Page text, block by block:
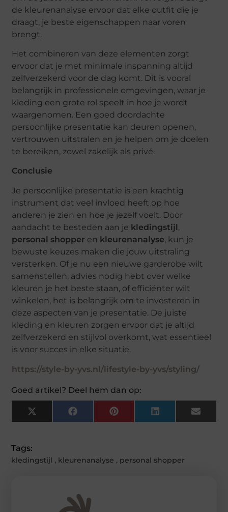
de kleurenanalyse ervoor dat elke outfit die je
draagt, je beste eigenschappen naar voren
brengt.
Het combineren van deze elementen zorgt
ervoor dat je met minimale inspanning altijd
zelfverzekerd voor de dag komt. Dit is vooral
belangrijk in professionele omgevingen, waar je
kleding een grote rol speelt in hoe je wordt
waargenomen. Een goed doordachte
persoonlijke presentatie kan deuren openen,
vertrouwen uitstralen en je helpen om je doelen
te bereiken, zowel zakelijk als privé.
Conclusie
Je persoonlijke presentatie is een krachtig
instrument dat veel invloed heeft op hoe
anderen je zien en hoe je jezelf voelt. Door
aandacht te besteden aan je kledingstijl,
personal shopper en kleurenanalyse, kun je
bewuste keuzes maken die jouw uitstraling
versterken. Of je nu een nieuwe garderobe wilt
samenstellen, advies nodig hebt over welke
kleuren je het beste staan, of efficiënter wilt
winkelen, het is belangrijk om te investeren in
deze aspecten van je presentatie. De juiste
kleding en kleuren zorgen ervoor dat je altijd
zelfverzekerd en stijlvol overkomt, wat essentieel
is voor succes in elke situatie.
https://style-by-yvs.nl/lifestyle-by-yvs/styling/
Goed artikel? Deel hem dan op:
X
(Twitter)
FacebookPinterestLinkedInEmail
Tags:
kledingstijl , kleurenanalyse , personal shopper